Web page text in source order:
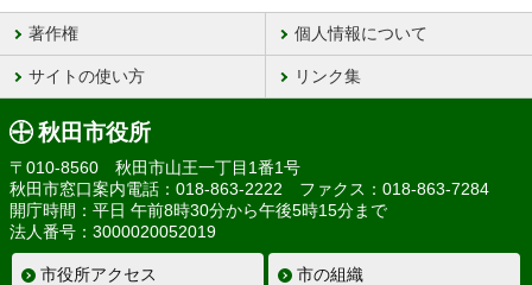
著作権 個人情報について
サイトの使い方 リンク集
秋田市役所
〒010-8560 秋田市山王一丁目1番1号
秋田市窓口案内電話：018-863-2222 ファクス：018-863-7284
開庁時間：平日 午前8時30分から午後5時15分まで
法人番号：3000020052019
市役所アクセス 市の組織